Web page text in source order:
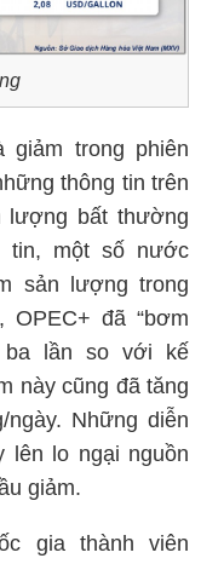
giảm trong phiên
thông tin trên
lượng bất thường
tin, một số nước
sản lượng trong
đã “bơm
ba lần so với kế
này cũng đã tăng
Những diễn
lên lo ngại nguồn
giảm.
gia thành viên